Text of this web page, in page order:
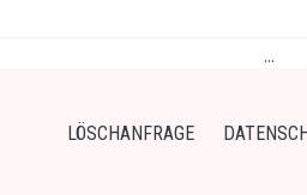
LÖSCHANFRAGE